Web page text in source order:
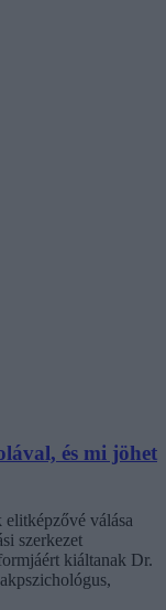
és mi jöhet
válása
szerkezet
kiáltanak Dr.